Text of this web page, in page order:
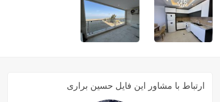
ارتباط با مشاور این فایل حسین براری